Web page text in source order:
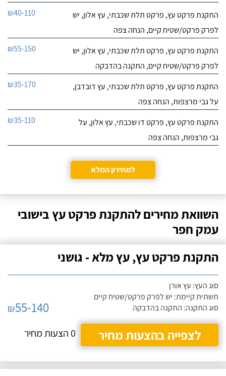
התקנת פרקט עץ, פרקט תלת שכבתי, עץ אלון, יש
לפרק פרקט/שטיח קיים, הנחה צפה
₪40-110
התקנת פרקט עץ, פרקט תלת שכבתי, עץ אלון, יש
לפרק פרקט/שטיח קיים, התקנה בהדבקה
₪55-150
התקנת פרקט עץ, פרקט תלת שכבתי, עץ דובדבן,
על גבי מרצפות, הנחה צפה
₪35-170
התקנת פרקט עץ, פרקט דו שכבתי, עץ אלון, על
גבי מרצפות, הנחה צפה
₪35-110
למחירון המלא
השוואת מחירים להתקנת פרקט עץ בישובי
עמק חפר
התקנת פרקט עץ, עץ מלא - גושני
סוג העץ: עץ אורן
תשתית קיימת: יש לפרק פרקט/שטיח קיים
סוג התקנה: התקנה בהדבקה
₪55-140
לצפייה בהצעות מחיר
0 הצעות מחיר